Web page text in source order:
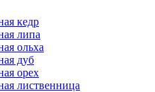
кедр
липа
ольха
дуб
орех
лиственница